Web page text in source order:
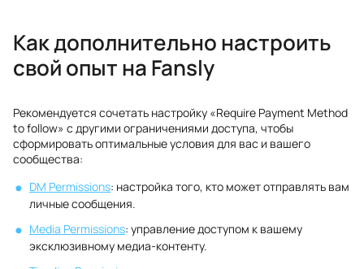
Как дополнительно настроить
свой опыт на Fansly
Рекомендуется сочетать настройку «Require Payment Method
to follow» с другими ограничениями доступа, чтобы
сформировать оптимальные условия для вас и вашего
сообщества:
DM Permissions: настройка того, кто может отправлять вам
личные сообщения.
Media Permissions: управление доступом к вашему
эксклюзивному медиа-контенту.